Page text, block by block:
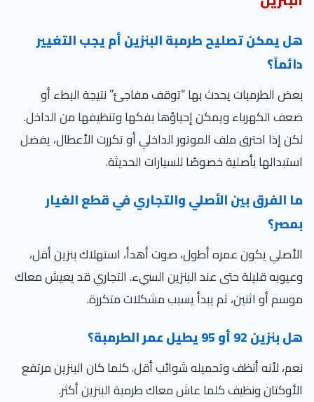
يمكن تصليح طرمبة البنزين أم يجب التغيير
الطرمبات يحدث بها “توقف مفاجئ” نتيجة البطء أو
الكهرباء ويمكن إحياؤها بفكها وتنظيفها من الداخل.
إذا احترق ملف الموتور الداخلي أو تكررت الأعطال، يفضل
بأصلية خصوصًا للسيارات الحديثة.
الفرق بين الأصلي والتجاري في قطع الغيار
يكون عمره أطول، صوت أهدأ، استهلاك بنزين أقل،
قليلة حتى عند البنزين السيء. التجاري قد يعيش معاك
أو اثنين، ثم يبدأ يسبب مشكلات متكررة.
92 أو 95 يطيل عمر الطرمبة؟
لأنه أنظف وتحميله شوائب أقل. كلما كان البنزين مرتفع
ونظيف كلما عاش معاك طرمبة البنزين أكثر.